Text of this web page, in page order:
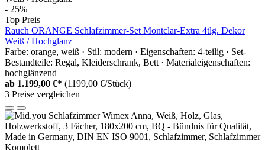
- 25%
Top Preis
Rauch ORANGE Schlafzimmer-Set Montclar-Extra 4tlg. Dekor
Weiß / Hochglanz
Farbe: orange, weiß · Stil: modern · Eigenschaften: 4-teilig · Set-
Bestandteile: Regal, Kleiderschrank, Bett · Materialeigenschaften:
hochglänzend
ab 1.199,00 €* (1199,00 €/Stück)
3 Preise vergleichen